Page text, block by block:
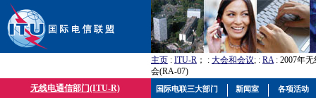
主页 : ITU-R ； : 大会和会议; : RA: 2007年
会(RA-07)
无线电通信部门(ITU-R)
国际电联三大部门 新闻室 各项活动